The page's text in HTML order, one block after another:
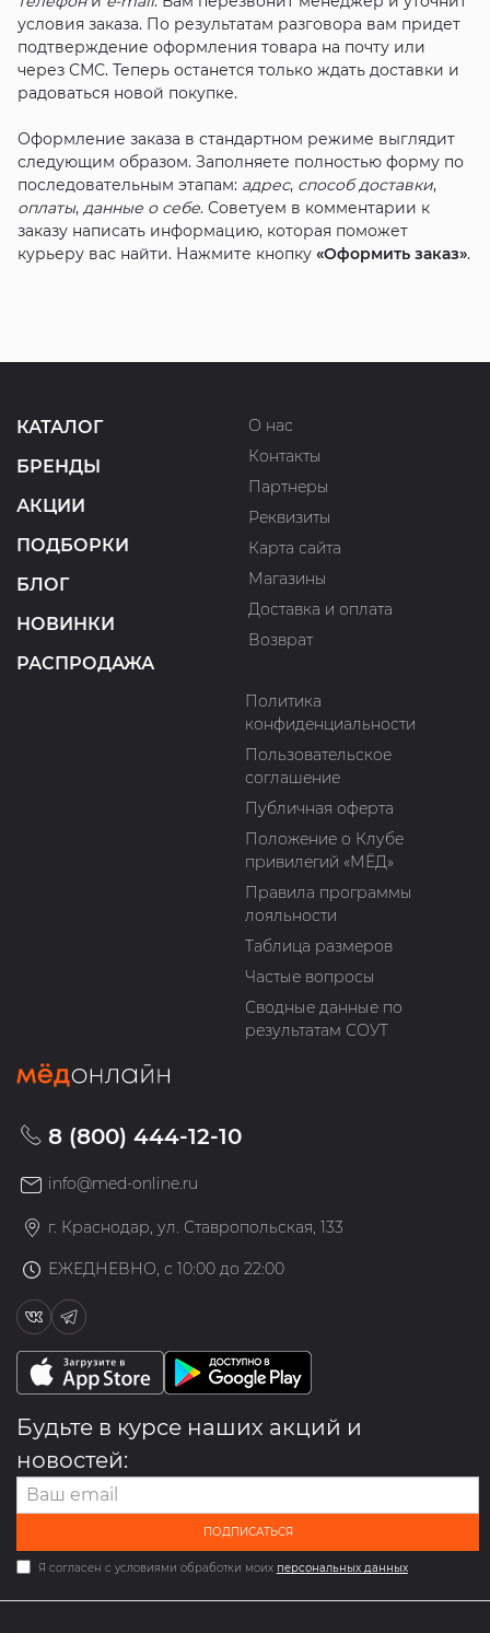
условия заказа. По результатам разговора вам придет
подтверждение оформления товара на почту или
через СМС. Теперь останется только ждать доставки и
радоваться новой покупке.
Оформление заказа в стандартном режиме выглядит
следующим образом. Заполняете полностью форму по
последовательным этапам: адрес, способ доставки,
оплаты, данные о себе. Советуем в комментарии к
заказу написать информацию, которая поможет
курьеру вас найти. Нажмите кнопку «Оформить заказ».
КАТАЛОГ
БРЕНДЫ
АКЦИИ
ПОДБОРКИ
БЛОГ
НОВИНКИ
РАСПРОДАЖА
О нас
Контакты
Партнеры
Реквизиты
Карта сайта
Магазины
Доставка и оплата
Возврат
Политика
конфиденциальности
Пользовательское
соглашение
Публичная оферта
Положение о Клубе
привилегий «МЁД»
Правила программы
лояльности
Таблица размеров
Частые вопросы
Сводные данные по
результатам СОУТ
8 (800) 444-12-10
info@med-online.ru
г. Краснодар, ул. Ставропольская, 133
ЕЖЕДНЕВНО, с 10:00 до 22:00
Будьте в курсе наших акций и
новостей:
ПОДПИСАТЬСЯ
Я согласен с условиями обработки моих персональных данных